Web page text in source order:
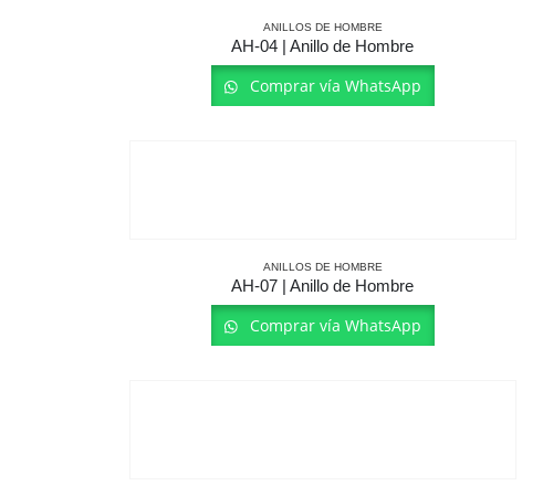
ANILLOS DE HOMBRE
AH-04 | Anillo de Hombre
Comprar vía WhatsApp
ANILLOS DE HOMBRE
AH-07 | Anillo de Hombre
Comprar vía WhatsApp